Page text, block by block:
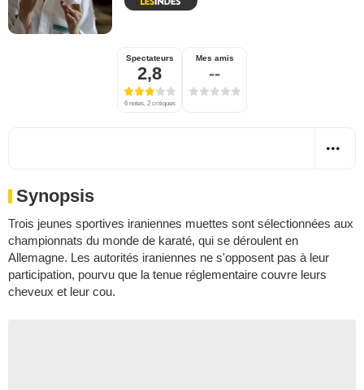
Spectateurs
2,8
6 notes, 2 critiques
Mes amis
--
Synopsis
Trois jeunes sportives iraniennes muettes sont sélectionnées aux
championnats du monde de karaté, qui se déroulent en
Allemagne. Les autorités iraniennes ne s'opposent pas à leur
participation, pourvu que la tenue réglementaire couvre leurs
cheveux et leur cou.